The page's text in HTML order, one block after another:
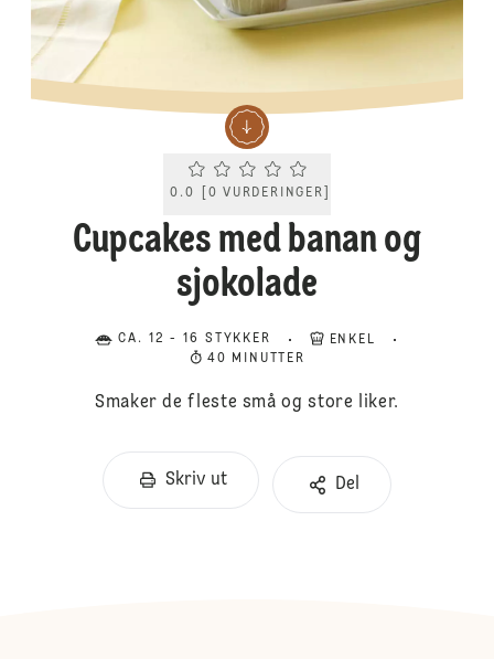
Current rating 0.0. Click to rate.
0.0 0 VURDERINGER
Cupcakes med banan og
sjokolade
CA. 12 - 16 STYKKER
ENKEL
40 MINUTTER
Smaker de fleste små og store liker.
Skriv ut Del